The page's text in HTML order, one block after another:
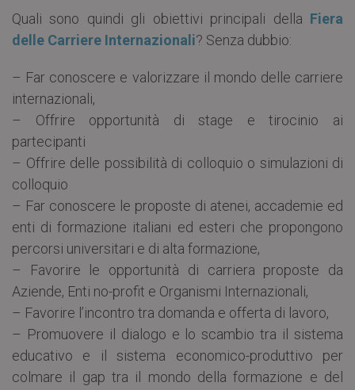
Quali sono quindi gli obiettivi principali della Fiera
delle Carriere Internazionali? Senza dubbio:
– Far conoscere e valorizzare il mondo delle carriere
internazionali,
– Offrire opportunità di stage e tirocinio ai
partecipanti
– Offrire delle possibilità di colloquio o simulazioni di
colloquio
– Far conoscere le proposte di atenei, accademie ed
enti di formazione italiani ed esteri che propongono
percorsi universitari e di alta formazione,
– Favorire le opportunità di carriera proposte da
Aziende, Enti no-profit e Organismi Internazionali,
– Favorire l’incontro tra domanda e offerta di lavoro,
– Promuovere il dialogo e lo scambio tra il sistema
educativo e il sistema economico-produttivo per
colmare il gap tra il mondo della formazione e del